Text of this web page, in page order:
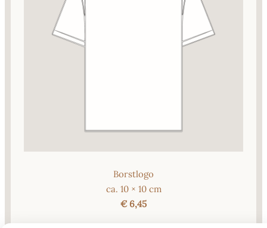
Borstlogo
ca. 10 × 10 cm
€ 6,45